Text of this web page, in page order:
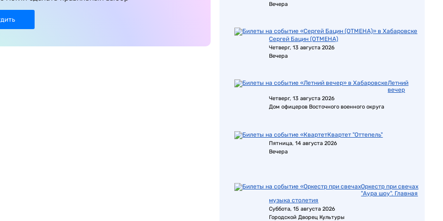
Вечера
Сергей Бацин (ОТМЕНА)
Четверг, 13 августа 2026
Вечера
Летний
вечер
Четверг, 13 августа 2026
Дом офицеров Восточного военного округа
Квартет "Оттепель"
Пятница, 14 августа 2026
Вечера
Оркестр при свечах
"Аура шоу". Главная
музыка столетия
Суббота, 15 августа 2026
Городской Дворец Культуры